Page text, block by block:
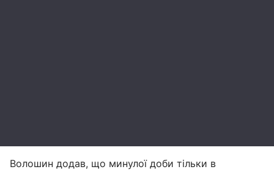
Волошин додав, що минулої доби тільки в